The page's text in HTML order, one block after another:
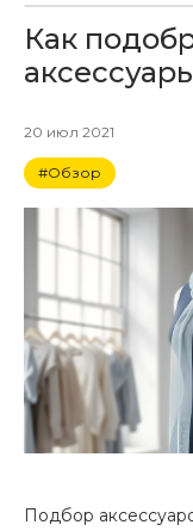
Как
20 июл 2021
#Обзор
Подбор